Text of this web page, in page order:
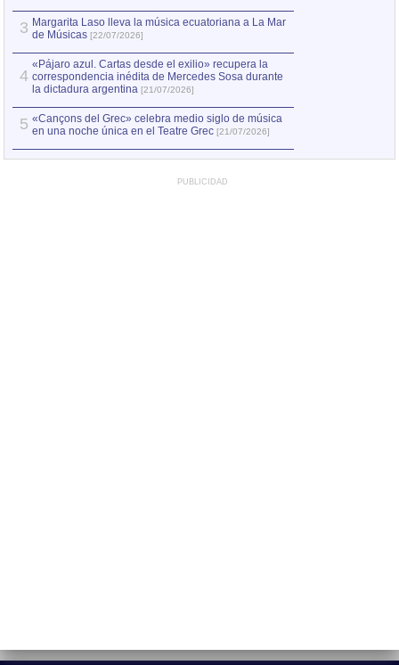
3 Margarita Laso lleva la música ecuatoriana a La Mar
de Músicas [22/07/2026]
4
«Pájaro azul. Cartas desde el exilio» recupera la
correspondencia inédita de Mercedes Sosa durante
la dictadura argentina [21/07/2026]
5 «Cançons del Grec» celebra medio siglo de música
en una noche única en el Teatre Grec [21/07/2026]
PUBLICIDAD